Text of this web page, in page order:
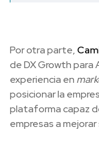
Por otra parte,
de DX Growth para
experiencia en
posicionar la
plataforma capaz
empresas a